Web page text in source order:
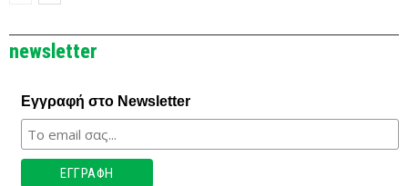
newsletter
Εγγραφή στο Newsletter